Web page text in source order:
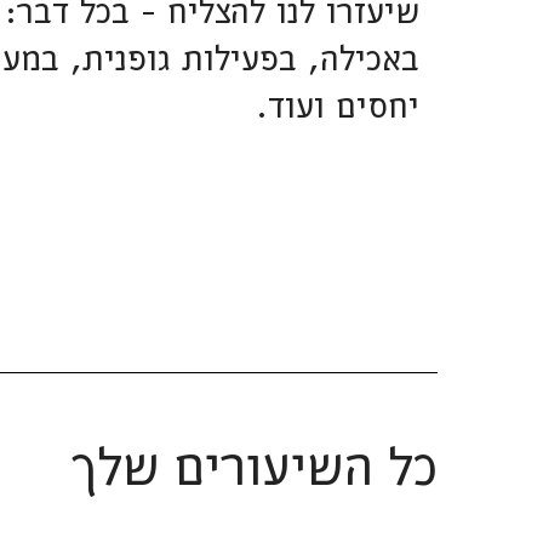
שיעזרו לנו להצליח – בכל דבר:
באכילה, בפעילות גופנית,
יחסים ועוד.
כל השיעורים שלך